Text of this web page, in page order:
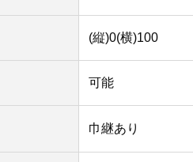
(縦)0(横)100
可能
巾継あり